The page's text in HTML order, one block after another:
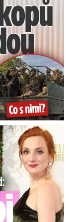
20.
Celsia.
stupně
Uhříněvsi.
na
Mimo
den
na
boj o dvojčata!